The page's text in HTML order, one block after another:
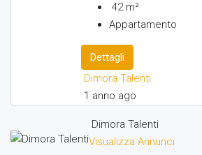
42 m²
Appartamento
Dettagli
Dimora Talenti
1 anno ago
Dimora Talenti
Visualizza Annunci